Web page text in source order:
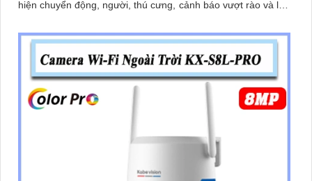
hiện chuyển động, người, thú cưng, cảnh báo vượt rào và lưu